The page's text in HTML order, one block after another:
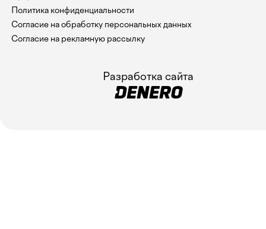
Политика конфиденциальности
Согласие на обработку персональных данных
Согласие на рекламную рассылку
Разработка сайта